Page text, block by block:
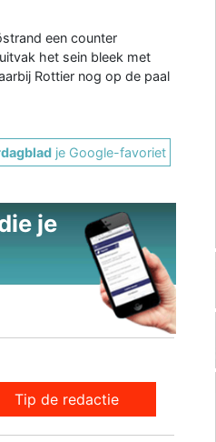
een counter
het sein bleek met
Rottier nog op de paal
je Google-favoriet
je
Tip de redactie